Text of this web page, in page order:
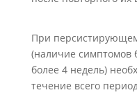
При
(наличие симптомов
более 4 недель)
течение всего